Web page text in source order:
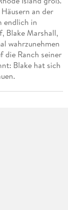
an der
endlich in
Blake Marshall,
wahrzunehmen
die Ranch seiner
Blake hat sich